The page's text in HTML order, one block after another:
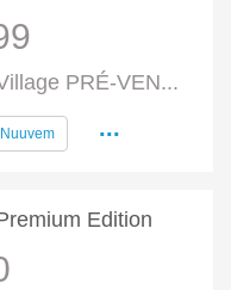
PRÉ-VEN...
Nuuvem ...
Edition